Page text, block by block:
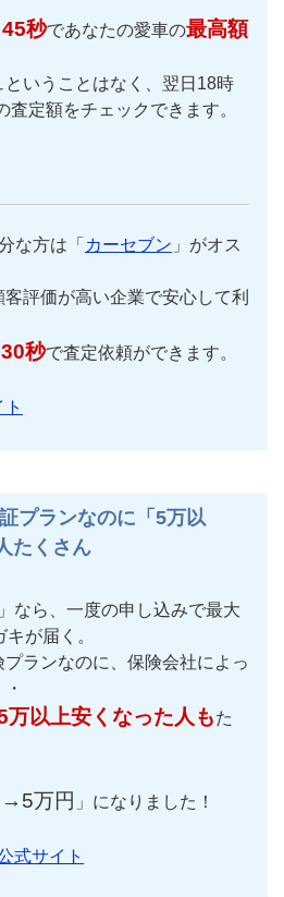
45秒であなたの愛車の最高額
いうことはなく、翌日18時
査定額をチェックできます。
な方は「 カーセブン 」がオス
評価が高い企業で安心して利
30秒で査定依頼ができます。
プランなのに「5万以
たくさん
」なら、一度の申し込みで最大
が届く。
ランなのに、保険会社によっ
万以上安くなった人もた
万円 」になりました！
式サイト